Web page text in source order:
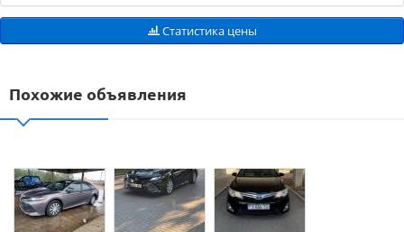
Статистика цены
Похожие объявления